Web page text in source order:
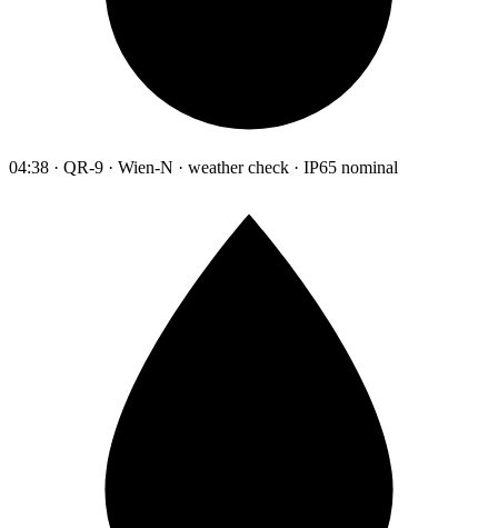
04:38 · QR-9 · Wien-N · weather check · IP65 nominal